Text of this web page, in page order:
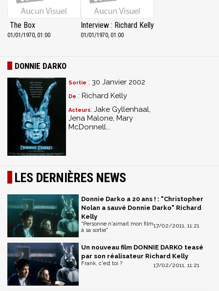
The Box
01/01/1970, 01:00
Interview : Richard Kelly
01/01/1970, 01:00
DONNIE DARKO
Sortie : 30 Janvier 2002
De : Richard Kelly
Acteurs: Jake Gyllenhaal,
Jena Malone, Mary
McDonnell...
LES DERNIÈRES NEWS
Donnie Darko a 20 ans ! : "Christopher
Nolan a sauvé Donnie Darko" Richard
Kelly
17/02/2011, 11:21
"Personne n'aimait mon film
à sa sortie"
Un nouveau film DONNIE DARKO teasé
par son réalisateur Richard Kelly
17/02/2011, 11:21
Frank, c'est toi ?